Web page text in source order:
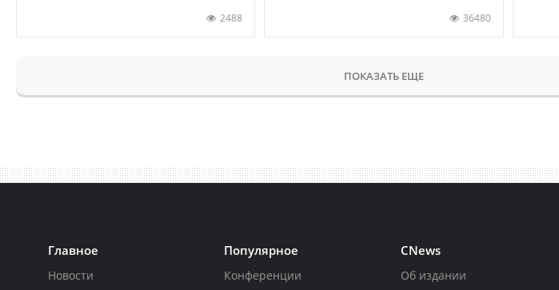
2488 36480
ПОКАЗАТЬ ЕЩЕ
Главное
Новости
Популярное
Конференции
CNews
Об издании